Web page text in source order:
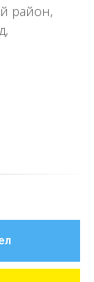
район,